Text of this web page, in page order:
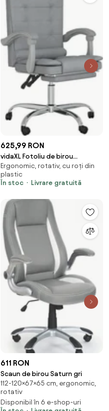
625,99 RON
vidaXL Fotoliu de birou
rabatabil cu masaj, gri deschis,
textil
Ergonomic, rotativ, cu roți din
plastic
În stoc
Livrare gratuită
611 RON
Scaun de birou Saturn gri
112-120×67×65 cm, ergonomic,
rotativ
Disponibil în 6 e-shop-uri